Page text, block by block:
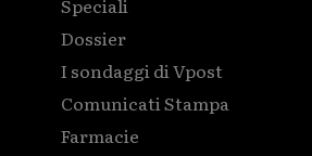
Speciali
Dossier
I sondaggi di Vpost
Comunicati Stampa
Farmacie